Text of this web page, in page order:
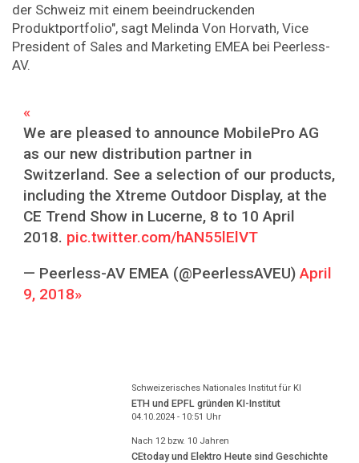
der Schweiz mit einem beeindruckenden
Produktportfolio", sagt Melinda Von Horvath, Vice
President of Sales and Marketing EMEA bei Peerless-
AV.
We are pleased to announce MobilePro AG
as our new distribution partner in
Switzerland. See a selection of our products,
including the Xtreme Outdoor Display, at the
CE Trend Show in Lucerne, 8 to 10 April
2018. pic.twitter.com/hAN55lElVT
— Peerless-AV EMEA (@PeerlessAVEU)April
9, 2018
Schweizerisches Nationales Institut für KI
ETH und EPFL gründen KI-Institut
04.10.2024 - 10:51 Uhr
Nach 12 bzw. 10 Jahren
CEtoday und Elektro Heute sind Geschichte